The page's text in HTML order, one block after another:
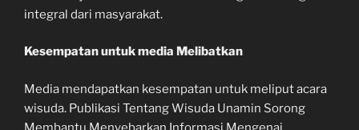
integral dari masyarakat.
Kesempatan untuk media Melibatkan
Media mendapatkan kesempatan untuk meliput acara
wisuda. Publikasi Tentang Wisuda Unamin Sorong